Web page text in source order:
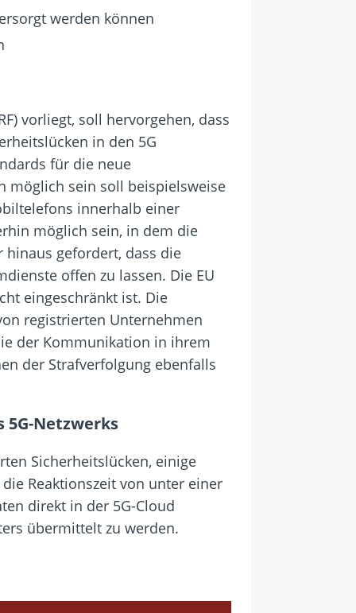
werden können
vorliegt, soll hervorgehen, dass
in den 5G
für die neue
möglich sein soll beispielsweise
innerhalb einer
möglich sein, in dem die
hinaus gefordert, dass die
offen zu lassen. Die EU
eingeschränkt ist. Die
registrierten Unternehmen
der Kommunikation in ihrem
der Strafverfolgung ebenfalls
5G-Netzwerks
Sicherheitslücken, einige
Reaktionszeit von unter einer
direkt in der 5G-Cloud
übermittelt zu werden.